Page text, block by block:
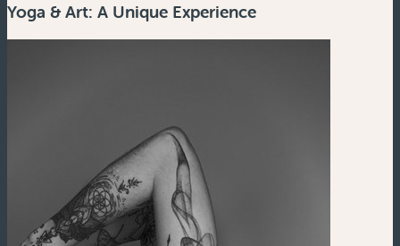
Yoga & Art: A Unique Experience